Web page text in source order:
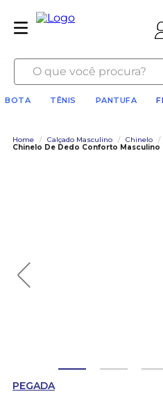
O que você procura?
BOTA TÊNIS PANTUFA
Home / Calçado Masculino / Chinelo /
Chinelo De Dedo Conforto Masculino
PEGADA